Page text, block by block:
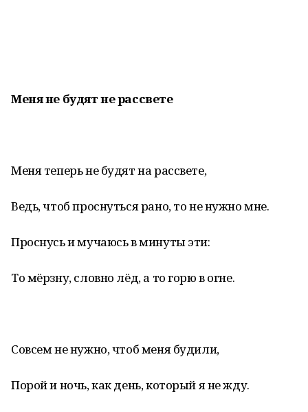
Меня не будят не рассвете
Меня теперь не будят на рассвете,
Ведь, чтоб проснуться рано, то не нужно мне.
Проснусь и мучаюсь в минуты эти:
То мёрзну, словно лёд, а то горю в огне.
Совсем не нужно, чтоб меня будили,
Порой и ночь, как день, который я не жду.